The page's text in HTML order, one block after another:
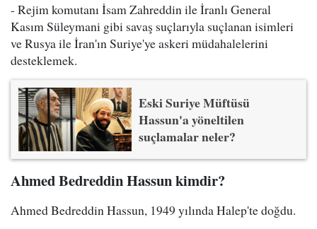
- Rejim komutanı İsam Zahreddin ile İranlı General
Kasım Süleymani gibi savaş suçlarıyla suçlanan isimleri
ve Rusya ile İran'ın Suriye'ye askeri müdahalelerini
desteklemek.
Eski Suriye Müftüsü
Hassun'a yöneltilen
suçlamalar neler?
Ahmed Bedreddin Hassun kimdir?
Ahmed Bedreddin Hassun, 1949 yılında Halep'te doğdu.